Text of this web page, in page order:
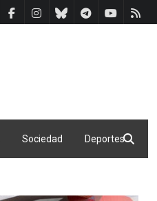
Sociedad Deportes